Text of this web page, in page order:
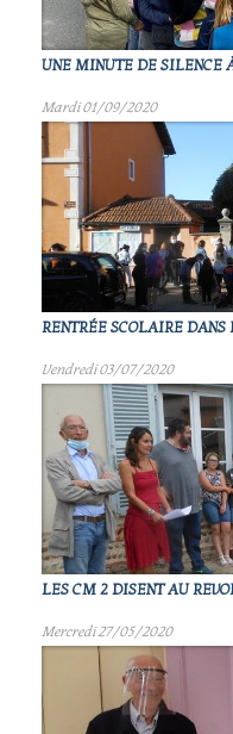
UNE MINUTE DE SILENCE
Mardi 01/09/2020
RENTRÉE SCOLAIRE
Vendredi 03/07/2020
LES CM 2 DISENT AU
Mercredi 27/05/2020